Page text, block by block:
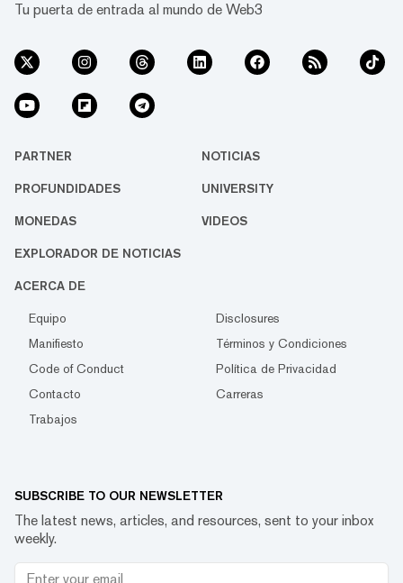
Tu puerta de entrada al mundo de Web3
PARTNER NOTICIAS
PROFUNDIDADES UNIVERSITY
MONEDAS VIDEOS
EXPLORADOR DE NOTICIAS
ACERCA DE
Equipo
Disclosures
Manifiesto
Términos y Condiciones
Code of Conduct
Política de Privacidad
Contacto
Carreras
Trabajos
SUBSCRIBE TO OUR NEWSLETTER
The latest news, articles, and resources, sent to your inbox
weekly.